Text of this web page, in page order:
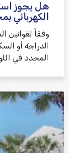
هل يجوز
الكهربائي
وفقاً لقوانين
الدراجة أو
المحدد في